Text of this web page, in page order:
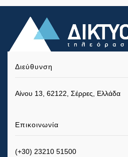
Διεύθυνση
Αίνου 13, 62122, Σέρρες, Ελλάδα
Επικοινωνία
(+30) 23210 51500